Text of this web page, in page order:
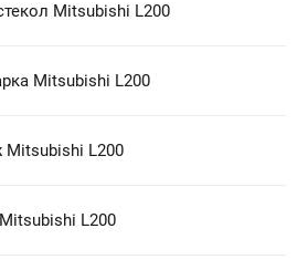
Mitsubishi L200
Mitsubishi L200
L200
L200